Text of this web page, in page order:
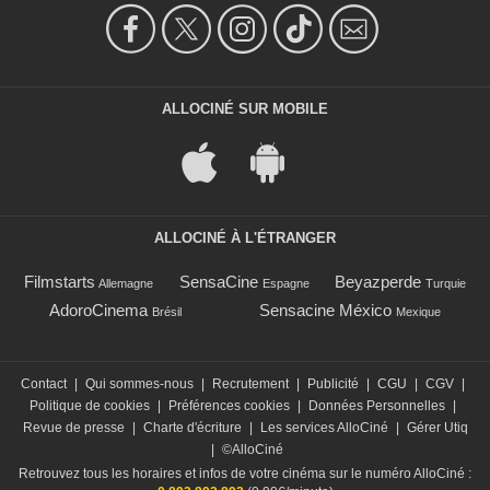
ALLOCINÉ SUR MOBILE
ALLOCINÉ À L'ÉTRANGER
Filmstarts Allemagne SensaCine Espagne Beyazperde Turquie
AdoroCinema Brésil Sensacine México Mexique
Contact Qui sommes-nous Recrutement Publicité CGU CGV
Politique de cookies
Préférences cookies Données Personnelles
Revue de presse
Charte d'écriture Les services AlloCiné
Gérer Utiq
©AlloCiné
Retrouvez tous les horaires et infos de votre cinéma sur le numéro AlloCiné :